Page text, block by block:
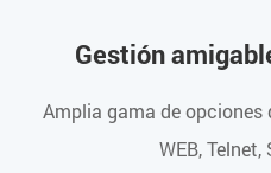
Gestión
Amplia gama de opciones
WEB, Telnet,